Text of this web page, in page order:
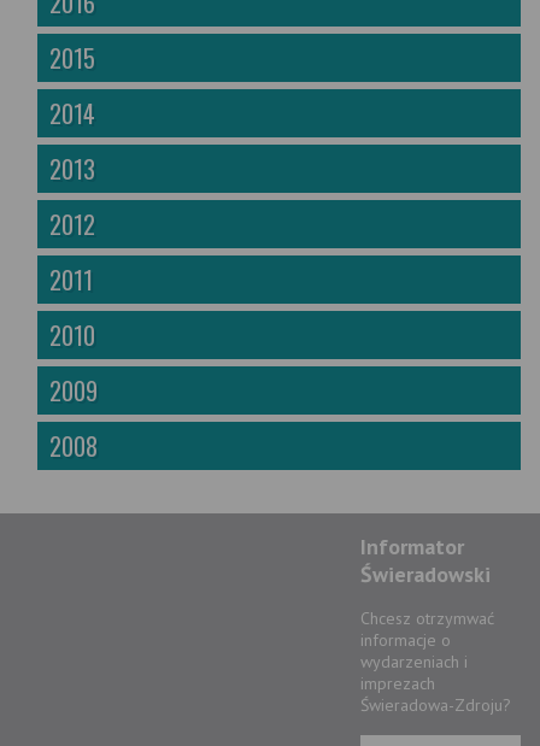
2015
2014
2013
2012
2011
2010
2009
2008
Informator
Świeradowski
Chcesz otrzymwać
informacje o
wydarzeniach i
imprezach
Świeradowa-Zdroju?